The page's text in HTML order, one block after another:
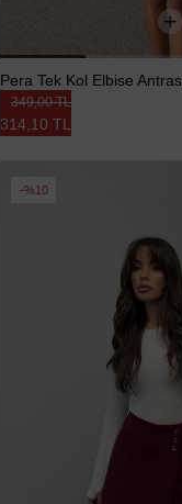
Pera Tek Kol Elbise
314,10 TL
349,00 TL
%10